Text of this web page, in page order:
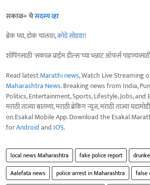
सकाळ+ चेसदस्य व्हा
ब्रेक घ्या, डोकं चालवा,कोडे सोडवा!
शॉपिंगसाठी 'सकाळ प्राईम डील्स'च्या भन्नाट ऑफर्स
Read latestMarathi news, Watch Live Streaming
Maharashtra News. Breaking news from India,
Politics, Entertainment, Sports, Lifestyle, Jobs,
मराठी ताज्या बातम्या, मराठी ब्रेकिंग न्यूज, मराठी ताज्या
on Esakal Mobile App. Download the Esakal
forAndroidand IOS.
local news Maharashtra fake police report
Aalefata news
police arrest in Maharashtra
false